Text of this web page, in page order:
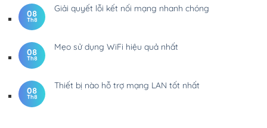
08
Th8
Giải quyết lỗi kết nối mạng nhanh chóng
08
Th8
Mẹo sử dụng WiFi hiệu quả nhất
08
Th8
Thiết bị nào hỗ trợ mạng LAN tốt nhất